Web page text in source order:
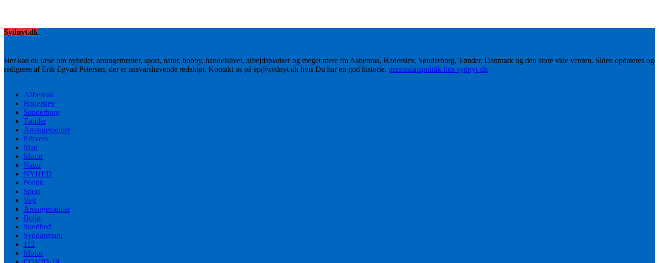
Sydnyt.dk
Her kan du læse om nyheder, arrangementer, sport, natur, hobby, handelslivet, arbejdspladser og meget mere fra Aabenraa, Haderslev, Sønderborg, Tønder, Danmark og den store vide verden. Siden opdateres og
redigeres af Erik Egvad Petersen, der er ansvarshavende redaktør. Kontakt os på ep@sydnyt.dk hvis Du har en god historie. persondatapolitik-hos-sydnyt-dk
Aabenraa
Haderslev
Sønderborg
Tønder
Arrangementer
Erhverv
Mad
Motor
Natur
NYHED
Politik
Sport
Vejr
Arrangementer
Bolig
Sundhed
Syddanmark
112
Motor